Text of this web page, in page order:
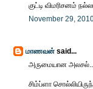
குட்டி விமரிசனம்
November 29,
மாணவன் said...
அருமையான அலசல்...
சிம்ப்ளா